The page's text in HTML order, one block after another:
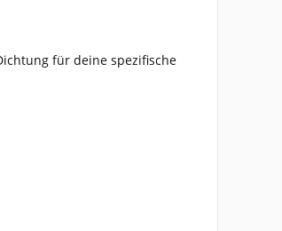
für deine spezifische